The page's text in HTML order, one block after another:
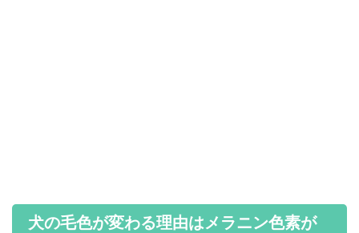
犬の毛色が変わる理由はメラニン色素が